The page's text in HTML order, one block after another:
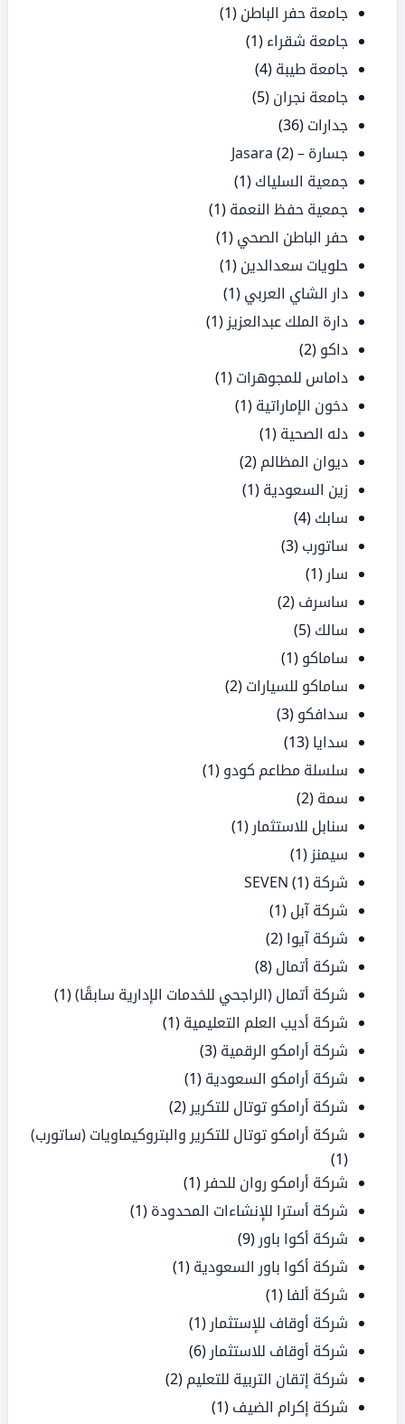
جامعة حفر الباطن (1)
جامعة شقراء (1)
جامعة طيبة (4)
جامعة نجران (5)
جدارات (36)
جسارة – Jasara(2)
جمعية السلياك (1)
جمعية حفظ النعمة (1)
حفر الباطن الصحي (1)
حلويات سعدالدين (1)
دار الشاي العربي (1)
دارة الملك عبدالعزيز (1)
داكو (2)
داماس للمجوهرات (1)
دخون الإماراتية (1)
دله الصحية (1)
ديوان المظالم (2)
زين السعودية (1)
سابك (4)
ساتورب (3)
سار (1)
ساسرف (2)
سالك (5)
ساماكو (1)
ساماكو للسيارات (2)
سدافكو (3)
سدايا (13)
سلسلة مطاعم كودو (1)
سمة (2)
سنابل للاستثمار (1)
سيمنز (1)
شركة SEVEN (1)
شركة آبل (1)
شركة آيوا (2)
شركة أتمال (8)
شركة أتمال (الراجحي للخدمات الإدارية سابقًا)(1)
شركة أديب العلم التعليمية (1)
شركة أرامكو الرقمية (3)
شركة أرامكو السعودية (1)
شركة أرامكو توتال للتكرير (2)
شركة أرامكو توتال للتكرير والبتروكيماويات (ساتورب)
(1)
شركة أرامكو روان للحفر (1)
شركة أسترا للإنشاءات المحدودة (1)
شركة أكوا باور (9)
شركة أكوا باور السعودية (1)
شركة ألفا (1)
شركة أوقاف للإستثمار (1)
شركة أوقاف للاستثمار (6)
شركة إتقان التربية للتعليم (2)
شركة إكرام الضيف (1)